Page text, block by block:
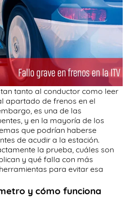
tanto al conductor como leer
apartado de frenos en el
es una de las
y en la mayoría de los
que podrían haberse
de acudir a la estación.
la prueba, cuáles son
y qué falla con más
para evitar esa
y cómo funciona